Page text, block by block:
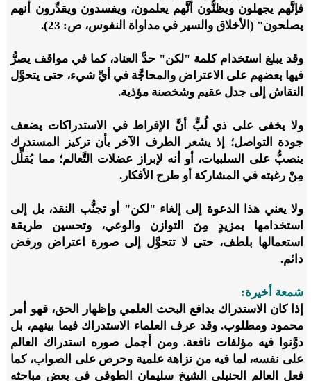
فإنَّهم يجهلون ويظنُّون أنَّهم يعلمون، ويفسدون ويقدِّرون أنهم
يصلحون" (الأخلاق والسير في مداواة النفوس، ص: 23).
وقد يبلغ استخدام كلمة "لكن" حدَّ العناد، كما في مواقف يصرُّ
فيها بعضهم على الاعتراض والمحاجَّة في أيِّ شيء، حتى يتحوَّل
النقاش إلى جدل عقيم وشخصنة مؤذية.
ولا يخفى على ذي لُبٍّ أنَّ الإفراط في الاستدراكات يضعف
جودة التواصل؛ إذ يشعر الطرف الآخر بأن تركيز المستدرك
ينصبُّ على السلبيات، أو أنه لإبراز عضلات التَّعالم؛ مما يُقلِّل
مِنْ رغبته في المشاركة أو طرح الأفكار.
ولا يعني هذا الدعوة إلى إلغاء "لكن" أو تجنُّب النقد، بل إلى
استخدامها بمزيدٍ مِنَ التوازن والوعي، وتحسين طريقة
استعمالها بلطف، حتى لا تتحوَّل إلى صورة اعتراض ورفض
دائم.
شمعة أخيرة:
إذا كان الاستدراك بدافع البحث العلمي وإظهار الحق، فهو أمر
محمود ومطلوب. وقد عرف العلماء الاستدراك فيما بينهم، بل
دوَّنوا فيه مؤلفات نافعة. ومن أجمل صوره استدراك العالم
على نفسه، لما فيه من نزاهة علمية وحرص على الصواب، كما
فعل العالم الحنبلي الشيخ سليمان الطوفي في بعض مباحثه